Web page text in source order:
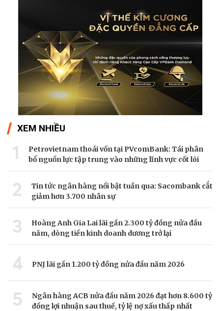
XEM NHIỀU
1
Petrovietnam thoái vốn tại PVcomBank: Tái phân
bổ nguồn lực tập trung vào những lĩnh vực cốt lõi
2
Tin tức ngân hàng nổi bật tuần qua: Sacombank cắt
giảm hơn 3.700 nhân sự
3
Hoàng Anh Gia Lai lãi gần 2.300 tỷ đồng nửa đầu
năm, dòng tiền kinh doanh dương trở lại
4 PNJ lãi gần 1.200 tỷ đồng nửa đầu năm 2026
5
Ngân hàng ACB nửa đầu năm 2026 đạt hơn 8.600 tỷ
đồng lợi nhuận sau thuế, tỷ lệ nợ xấu thấp nhất